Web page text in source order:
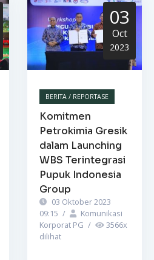
03
Oct
2023
BERITA / REPORTASE
Komitmen
Petrokimia Gresik
dalam Launching
WBS Terintegrasi
Pupuk Indonesia
Group
03 Oktober 2023
09:15 /
Komunikasi
Korporat PG / 3566x
dilihat